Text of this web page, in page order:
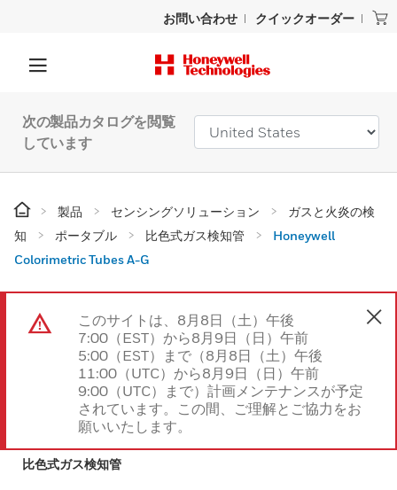
お問い合わせ クイックオーダー
次の製品カタログを閲覧
しています
製品 センシングソリューション
ガスと火炎の検
知
ポータブル 比色式ガス検知管
Honeywell
Colorimetric Tubes A-G
このサイトは、8月8日（土）午後
7:00（EST）から8月9日（日）午前
5:00（EST）まで（8月8日（土）午後
11:00（UTC）から8月9日（日）午前
9:00（UTC）まで）計画メンテナンスが予定
されています。この間、ご理解とご協力をお
願いいたします。
比色式ガス検知管